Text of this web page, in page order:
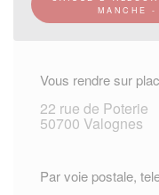
MANCHE -
Vous rendre sur
22 rue de Poterie
50700 Valognes
Par voie postale,